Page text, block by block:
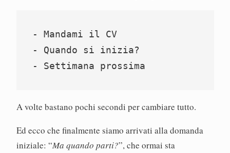
- Mandami il CV
- Quando si inizia?
- Settimana prossima
A volte bastano pochi secondi per cambiare tutto.
Ed ecco che finalmente siamo arrivati alla domanda
iniziale: “Ma quando parti?”, che ormai sta